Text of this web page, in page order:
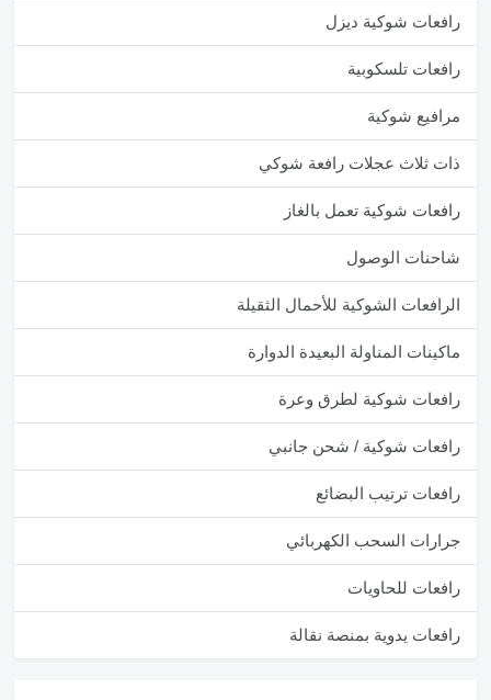
رافعات شوكية ديزل
رافعات تلسكوبية
مرافيع شوكية
ذات ثلاث عجلات رافعة شوكي
رافعات شوكية تعمل بالغاز
شاحنات الوصول
الرافعات الشوكية للأحمال الثقيلة
ماكينات المناولة البعيدة الدوارة
رافعات شوكية لطرق وعرة
رافعات شوكية / شحن جانبي
رافعات ترتيب البضائع
جرارات السحب الكهربائي
رافعات للحاويات
رافعات يدوية بمنصة نقالة